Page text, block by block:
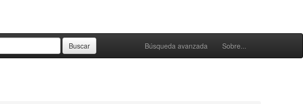
Búsqueda avanzada Sobre...